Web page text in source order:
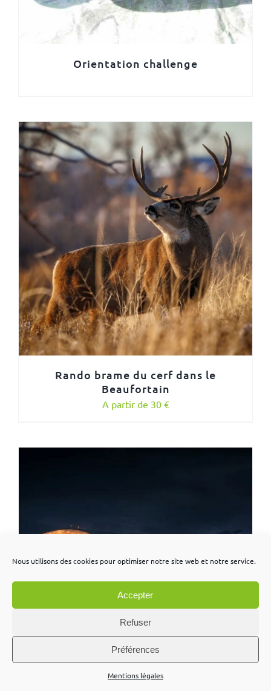
Nous utilisons des cookies pour optimiser notre site web et notre service.
Accepter
Refuser
Préférences
Mentions légales
Orientation challenge
Rando brame du cerf dans le
Beaufortain
A partir de 30 €